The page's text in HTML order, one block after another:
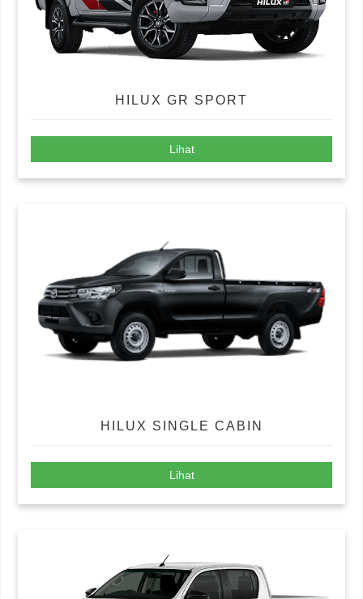
HILUX GR SPORT
Lihat
HILUX SINGLE CABIN
Lihat